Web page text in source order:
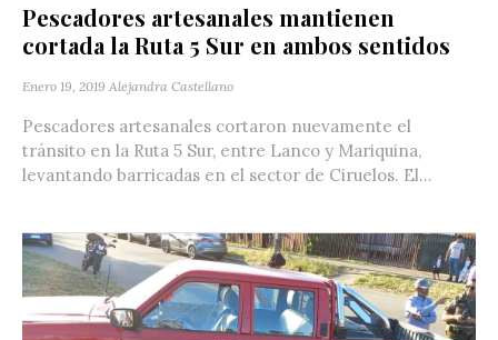
Pescadores artesanales mantienen
cortada la Ruta 5 Sur en ambos sentidos
Enero 19, 2019 Alejandra Castellano
Pescadores artesanales cortaron nuevamente el
tránsito en la Ruta 5 Sur, entre Lanco y Mariquina,
levantando barricadas en el sector de Ciruelos. El...